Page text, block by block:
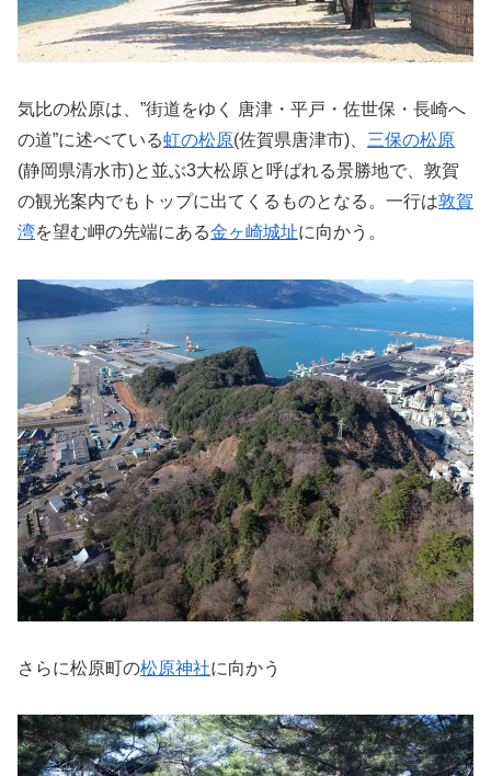
気比の松原は、”街道をゆく 唐津・平戸・佐世保・長崎へ
の道”に述べている虹の松原(佐賀県唐津市)、 三保の松原
(静岡県清水市)と並ぶ3大松原と呼ばれる景勝地で、敦賀
の観光案内でもトップに出てくるものとなる。一行は敦賀
湾を望む岬の先端にある金ヶ崎城址に向かう。
さらに松原町の松原神社に向かう